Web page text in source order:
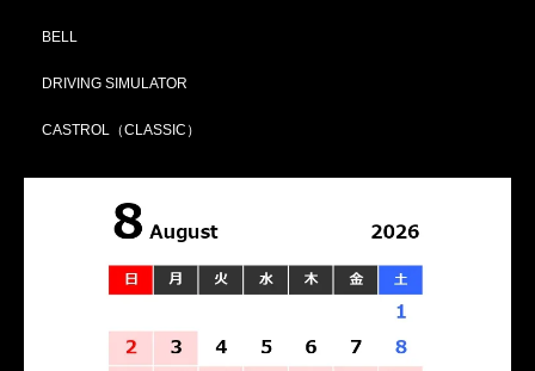
BELL
DRIVING SIMULATOR
CASTROL（CLASSIC）